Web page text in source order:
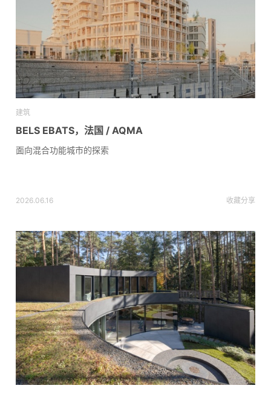
建筑
BELS EBATS，法国 / AQMA
面向混合功能城市的探索
2026.06.16 收藏分享